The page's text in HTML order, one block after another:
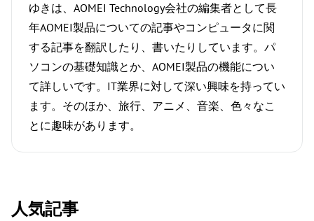
ゆきは、AOMEI Technology会社の編集者として長
年AOMEI製品についての記事やコンピュータに関
する記事を翻訳したり、書いたりしています。パ
ソコンの基礎知識とか、AOMEI製品の機能につい
て詳しいです。IT業界に対して深い興味を持ってい
ます。そのほか、旅行、アニメ、音楽、色々なこ
とに趣味があります。
人気記事